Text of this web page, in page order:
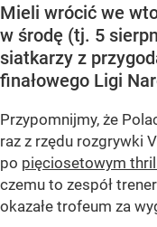
Mieli wrócić we
w środę (tj. 5
siatkarzy z
finałowego Ligi
Przypomnijmy, że
raz z rzędu rozgrywki
po pięciosetowym
czemu to zespół
okazałe trofeum za